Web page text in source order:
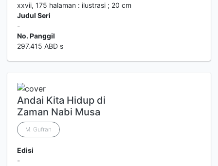
xxvii, 175 halaman : ilustrasi ; 20 cm
Judul Seri
-
No. Panggil
297.415 ABD s
Andai Kita Hidup di
Zaman Nabi Musa
M. Gufran
Edisi
-